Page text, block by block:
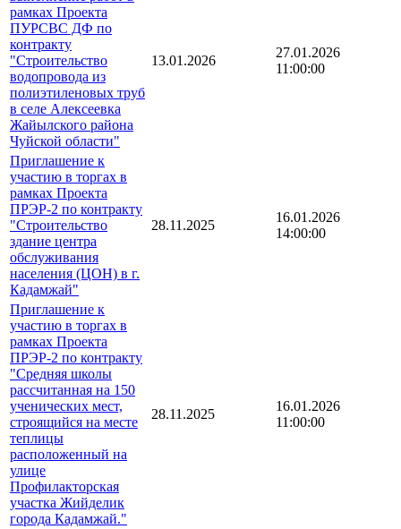
рамках Проекта
ПУРСВС ДФ по
контракту
"Строительство
водопровода из
полиэтиленовых труб
в селе Алексеевка
Жайылского района
Чуйской области"
13.01.2026
27.01.2026
11:00:00
Приглашение к
участию в торгах в
рамках Проекта
ПРЭР-2 по контракту
"Строительство
здание центра
обслуживания
населения (ЦОН) в г.
Кадамжай"
28.11.2025
16.01.2026
14:00:00
Приглашение к
участию в торгах в
рамках Проекта
ПРЭР-2 по контракту
"Средняя школы
рассчитанная на 150
ученических мест,
строящийся на месте
теплицы
расположенный на
улице
Профилакторская
участка Жийделик
города Кадамжай."
28.11.2025
16.01.2026
11:00:00